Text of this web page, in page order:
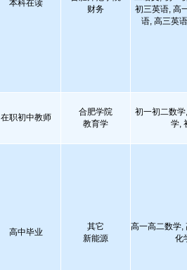
本科在读
财务
初三英语, 高
语, 高三英
在职初中教师
合肥学院
教育学
初一初二数
学,
高中毕业
其它
新能源
高一高二数学,
化